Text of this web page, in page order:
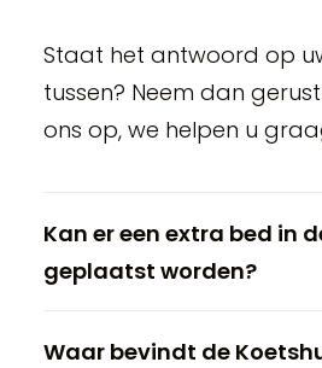
Staat het antwoord op
tussen? Neem dan gerust
ons op, we helpen u
Kan er een extra bed in
geplaatst worden?
Waar bevindt de